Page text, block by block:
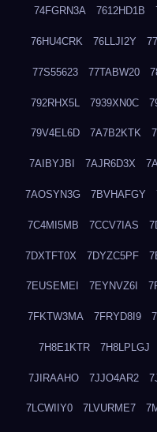
74FGRN3A 7612HD1B
76HU4CRK 76LLJI2Y
77S55623 77TABW20
792RHX5L 7939XN0C
79V4EL6D 7A7B2KTK
7AIBYJBI 7AJR6D3X
7AOSYN3G 7BVHAFGY
7C4MI5MB 7CCV7IAS
7DXTFT0X 7DYZC5PF
7EUSEMEI 7EYNVZ6I
7FKTW3MA 7FRYD8I9
7H8E1KTR 7H8LPLGJ
7JIRAAHO 7JJO4AR2
7LCWIIY0 7LVURME7